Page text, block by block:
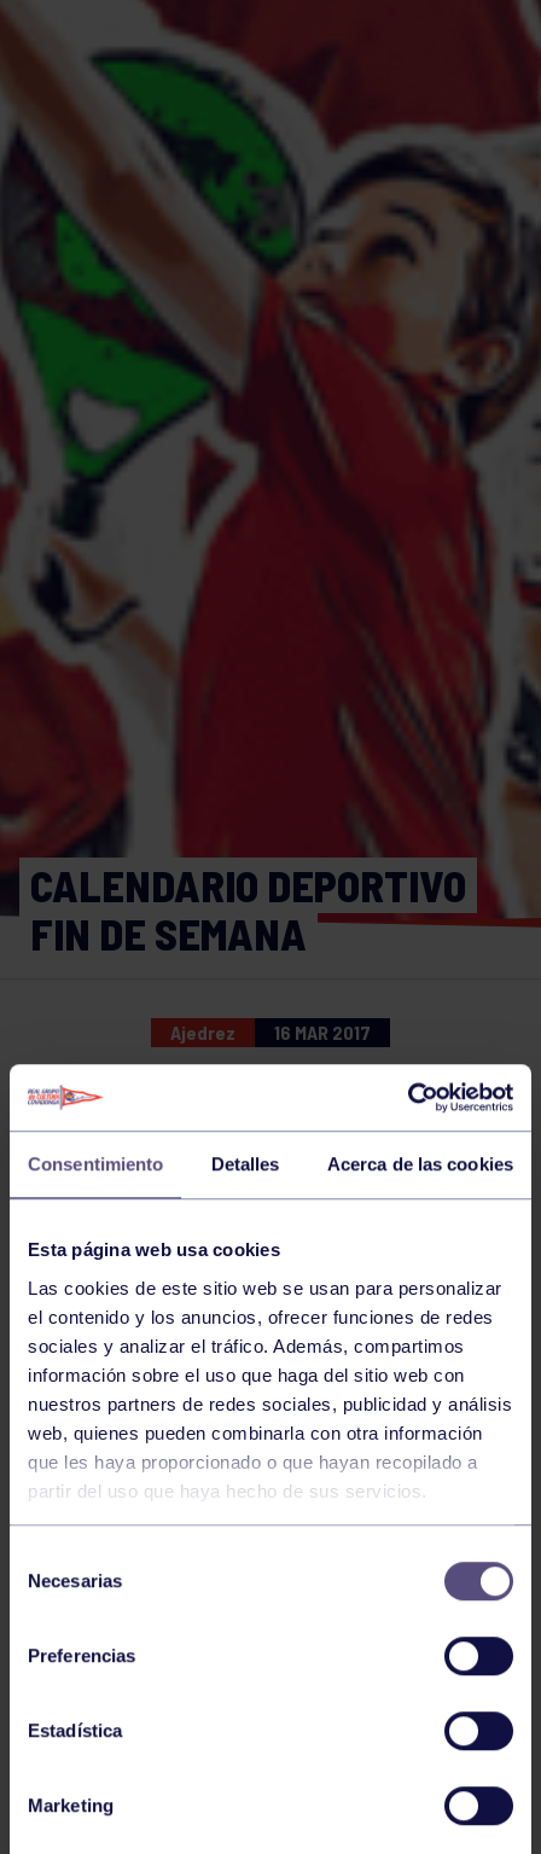
Consentimiento Detalles Acerca de las cookies
Esta página web usa cookies
Las cookies de este sitio web se usan para personalizar
el contenido y los anuncios, ofrecer funciones de redes
sociales y analizar el tráfico. Además, compartimos
información sobre el uso que haga del sitio web con
nuestros partners de redes sociales, publicidad y análisis
web, quienes pueden combinarla con otra información
que les haya proporcionado o que hayan recopilado a
partir del uso que haya hecho de sus servicios.
Necesarias
Preferencias
Estadística
Marketing
CALENDARIO DEPORTIVO
FIN DE SEMANA
Ajedrez 16 MAR 2017
NOTICIAS RELACIONADAS
Ajedrez 07 Ago 2026
EL GRUPO COMPITE EN VÍCAR
Ajedrez
II MEMORIAL MARCO ANTONIO MARINO
BRAVO